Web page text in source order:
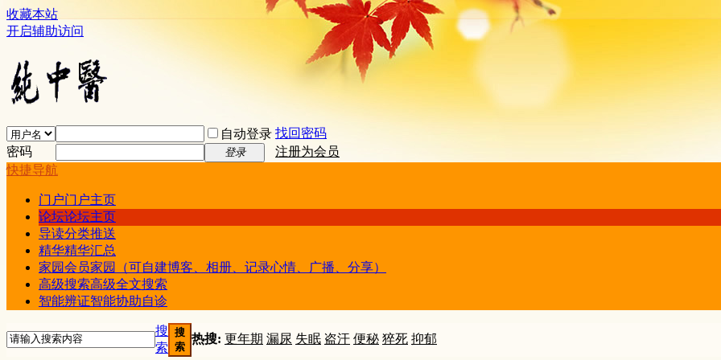
收藏本站
开启辅助访问
自动登录 找回密码
密码
登录
注册为会员
快捷导航
门户门户主页
论坛论坛主页
导读分类推送
精华精华汇总
家园会员家园（可自建博客、相册、记录心情、广播、分享）
高级搜索高级全文搜索
智能辨证智能协助自诊
搜
索
搜
索
热搜: 更年期 漏尿 失眠 盗汗 便秘 猝死 抑郁